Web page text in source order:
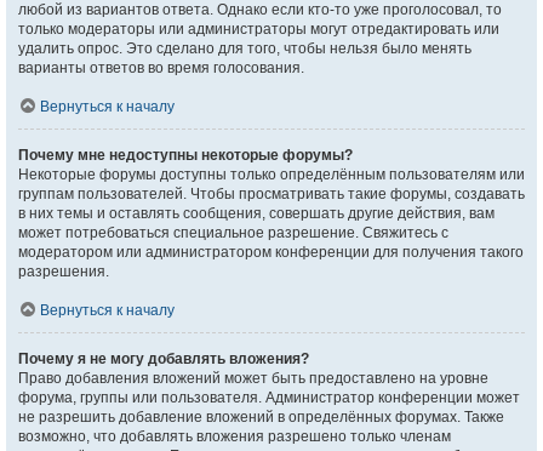
любой из вариантов ответа. Однако если кто-то уже проголосовал, то
только модераторы или администраторы могут отредактировать или
удалить опрос. Это сделано для того, чтобы нельзя было менять
варианты ответов во время голосования.
Вернуться к началу
Почему мне недоступны некоторые форумы?
Некоторые форумы доступны только определённым пользователям или
группам пользователей. Чтобы просматривать такие форумы, создавать
в них темы и оставлять сообщения, совершать другие действия, вам
может потребоваться специальное разрешение. Свяжитесь с
модератором или администратором конференции для получения такого
разрешения.
Вернуться к началу
Почему я не могу добавлять вложения?
Право добавления вложений может быть предоставлено на уровне
форума, группы или пользователя. Администратор конференции может
не разрешить добавление вложений в определённых форумах. Также
возможно, что добавлять вложения разрешено только членам